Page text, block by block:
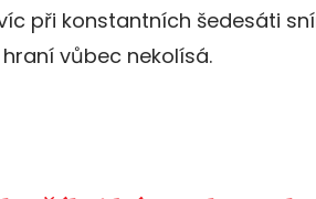
při konstantních šedesáti
vůbec nekolísá.